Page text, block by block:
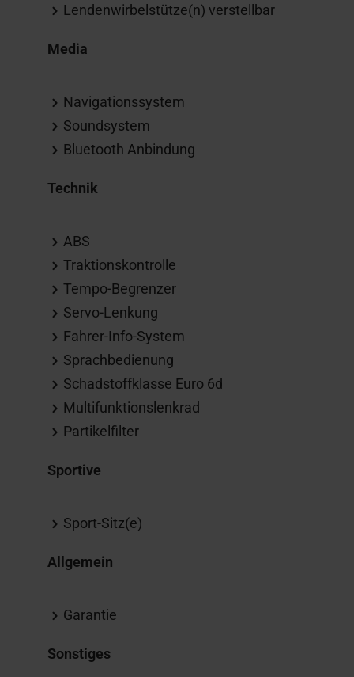
Lendenwirbelstütze(n) verstellbar
Media
Navigationssystem
Soundsystem
Bluetooth Anbindung
Technik
ABS
Traktionskontrolle
Tempo-Begrenzer
Servo-Lenkung
Fahrer-Info-System
Sprachbedienung
Schadstoffklasse Euro 6d
Multifunktionslenkrad
Partikelfilter
Sportive
Sport-Sitz(e)
Allgemein
Garantie
Sonstiges